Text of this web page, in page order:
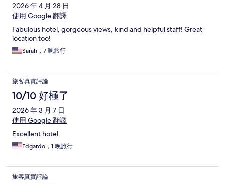
2026 年 4 月 28 日
使用 Google 翻譯
Fabulous hotel, gorgeous views, kind and helpful staff! Great
location too!
Sarah，7 晚旅行
旅客真實評論
10/10 好極了
2026 年 3 月 7 日
使用 Google 翻譯
Excellent hotel.
Edgardo，1 晚旅行
旅客真實評論